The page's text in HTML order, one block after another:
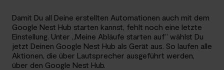
Damit Du all Deine erstellten Automationen auch mit dem
Google Nest Hub starten kannst, fehlt noch eine letzte
Einstellung. Unter „Meine Abläufe starten auf“ wählst Du
jetzt Deinen Google Nest Hub als Gerät aus. So laufen alle
Aktionen, die über Lautsprecher ausgeführt werden,
über den Google Nest Hub.